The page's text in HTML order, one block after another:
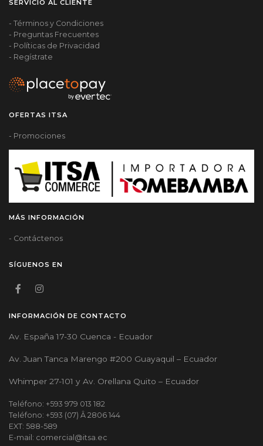
SERVICIO AL CLIENTE
- Términos y Condiciones
- Preguntas Frecuentes
- Políticas de Privacidad
- Regístrate
OFERTAS ITSA
- Promociones
MÁS INFORMACIÓN
- Contáctenos
SÍGUENOS EN
INFORMACIÓN DE CONTACTO
Av. España 17-30 Cuenca - Ecuador
Av. Juan Tanca Marengo #200 Guayaquil – Ecuador
Whimper 27-101 y Av. Orellana Quito – Ecuador
Teléfono: +593 979 013 182
Teléfono: +593 (07) Â 2806 144
EXT: 588-589
E-mail: comercial@itsa.ec